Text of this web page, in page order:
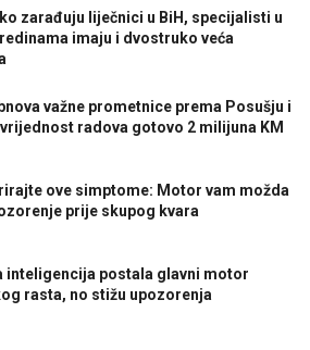
zarađuju liječnici u BiH, specijalisti u
imaju i dvostruko veća
važne prometnice prema Posušju i
radova gotovo 2 milijuna KM
ove simptome: Motor vam možda
prije skupog kvara
inteligencija postala glavni motor
rasta, no stižu upozorenja